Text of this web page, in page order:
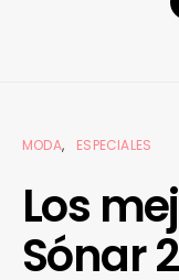
MODA ESPECIALES
Los
Sónar